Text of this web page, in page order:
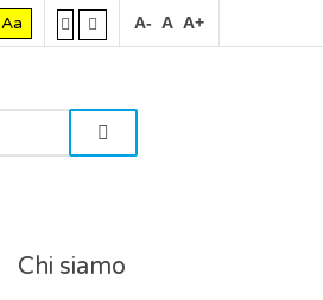
Aa A- A A+
Chi siamo